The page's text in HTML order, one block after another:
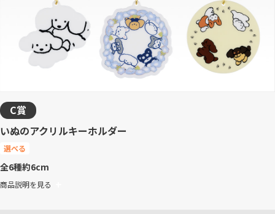
C賞
いぬのアクリルキーホルダー
選べる
全6種約6cm
商品説明を見る